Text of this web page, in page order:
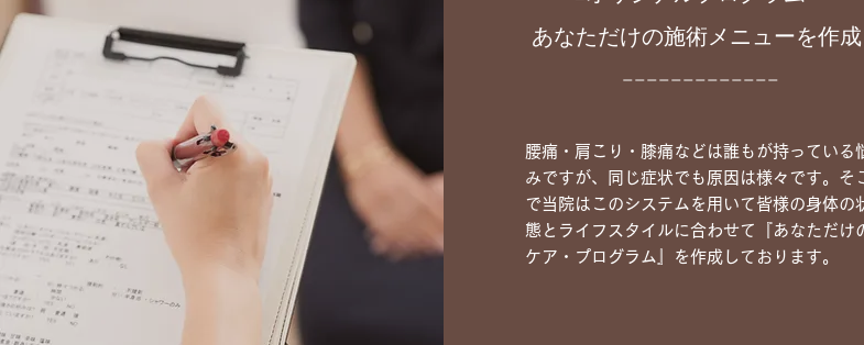
あなただけの施術メニューを作成
−−−−−−−−−−−−−
腰痛・肩こり・膝痛などは誰もが持っている
みですが、同じ症状でも原因は様々です。そ
で当院はこのシステムを用いて皆様の身体の
態とライフスタイルに合わせて『あなただけ
ケア・プログラム』を作成しております。